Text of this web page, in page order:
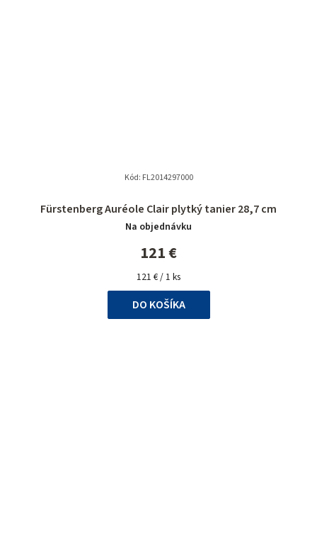
Fürstenberg Auréole Clair plytký tanier 28,7 cm
Na objednávku
121 €
Jednotková
cena:
121 € / 1 ks
DO KOŠÍKA
Kód: FL2014297000